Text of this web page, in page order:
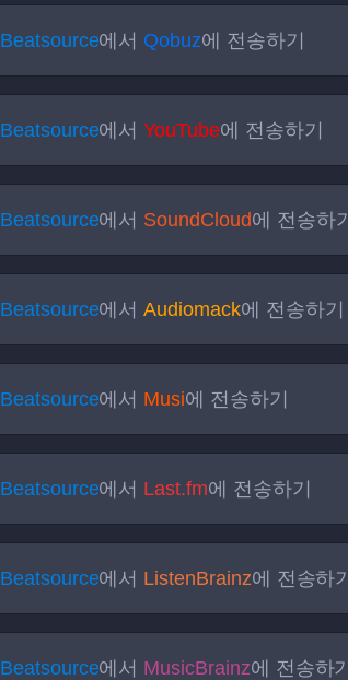
Beatsource에서 Qobuz에 전송하기
Beatsource에서YouTube에 전송하기
Beatsource에서 SoundCloud에 전송하기
Beatsource에서Audiomack에 전송하기
Beatsource에서 Musi에 전송하기
Beatsource에서 Last.fm에 전송하기
Beatsource에서 ListenBrainz에 전송하기
Beatsource에서 MusicBrainz에 전송하기